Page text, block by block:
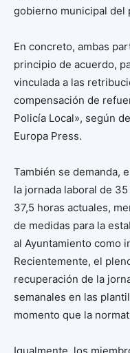
gobierno municipal del
En concreto, ambas
principio de acuerdo,
vinculada a las
compensación de
Policía Local», según
Europa Press.
También se demanda,
la jornada laboral de
37,5 horas actuales,
de medidas para la
al Ayuntamiento como
Recientemente, el
recuperación de la
semanales en las
momento que la
Igualmente, los